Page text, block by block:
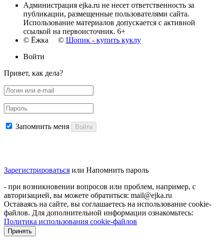
Администрация ejka.ru не несет ответственность за
публикации, размещенные пользователями сайта.
Использование материалов допускается с активной
ссылкой на первоисточник. 6+
© Ёжка © Шопик - купить куклу
Войти
Привет, как дела?
Запомнить меня Войти
Зарегистрироваться или Напомнить пароль
- при возникновении вопросов или проблем, например, с
авторизацией, вы можете обратиться: mail@ejka.ru
Оставаясь на сайте, вы соглашаетесь на использование cookie-
файлов. Для дополнительной информации ознакомьтесь:
Политика использования cookie-файлов
Принять